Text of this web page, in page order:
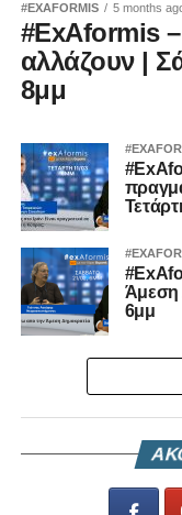
#EXAFORMIS 5 months
#ExAformis
αλλάζουν |
8μμ
Άμεση
6μμ